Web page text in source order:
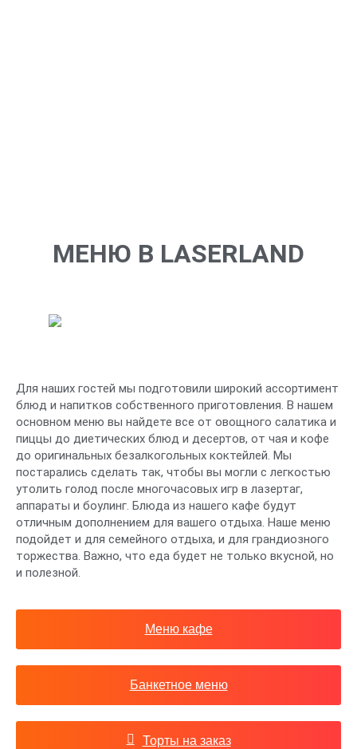
МЕНЮ В LASERLAND
Для наших гостей мы подготовили широкий ассортимент
блюд и напитков собственного приготовления. В нашем
основном меню вы найдете все от овощного салатика и
пиццы до диетических блюд и десертов, от чая и кофе
до оригинальных безалкогольных коктейлей. Мы
постарались сделать так, чтобы вы могли с легкостью
утолить голод после многочасовых игр в лазертаг,
аппараты и боулинг. Блюда из нашего кафе будут
отличным дополнением для вашего отдыха. Наше меню
подойдет и для семейного отдыха, и для грандиозного
торжества. Важно, что еда будет не только вкусной, но
и полезной.
Меню кафе
Банкетное меню
Торты на заказ